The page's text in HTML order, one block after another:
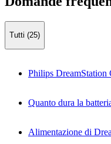
Tutti (25)
Philips DreamStation
Quanto dura la
Alimentazione di